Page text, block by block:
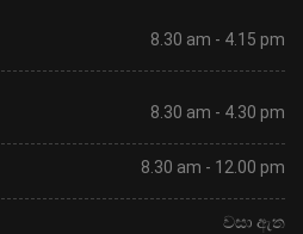
8.30 am - 4.15 pm
8.30 am - 4.30 pm
8.30 am - 12.00 pm
වසා ඇත